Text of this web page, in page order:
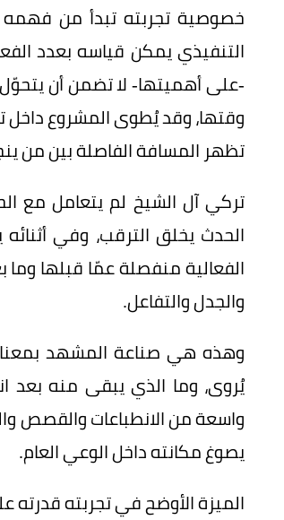
خصوصية تجربته تبدأ من فهمه
التنفيذي يمكن قياسه بعدد
-على أهميتها- لا تضمن أن
وقتها، وقد يُطوى المشروع داخل
تظهر المسافة الفاصلة بين من
تركي آل الشيخ لم يتعامل مع
الحدث يخلق الترقب، وفي أثنائه
الفعالية منفصلة عمّا قبلها
والجدل والتفاعل.
وهذه هي صناعة المشهد
يُروى، وما الذي يبقى منه
واسعة من الانطباعات والقصص
يصوغ مكانته داخل الوعي العام.
الميزة الأوضح في تجربته قدرته